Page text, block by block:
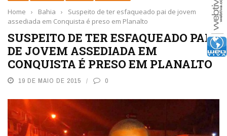
Home › Bahia ›
Suspeito de ter esfaqueado pai de jovem
assediada em Conquista é preso em Planalto
SUSPEITO DE TER ESFAQUEADO PAI
DE JOVEM ASSEDIADA EM
CONQUISTA É PRESO EM PLANALTO
19 DE MAIO DE 2015 0